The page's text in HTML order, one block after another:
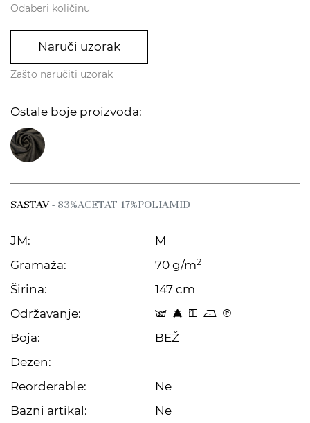
Odaberi količinu
Naruči uzorak
Zašto naručiti uzorak
Ostale boje proizvoda:
SASTAV- 83%ACETAT 17%POLIAMID
JM:
M
Gramaža:
70 g/m2
Širina:
147 cm
Održavanje:
s 8 y o C
Boja:
BEŽ
Dezen:
Reorderable:
Ne
Bazni artikal:
Ne